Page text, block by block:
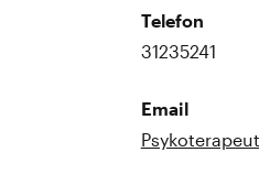
Telefon
31235241
Email